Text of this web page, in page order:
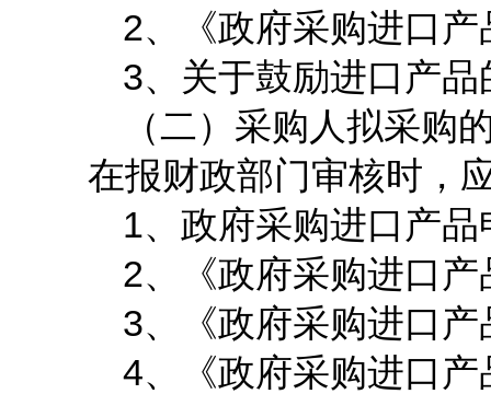
2、《政府采购进口
3、关于鼓励进口产
（二）采购人拟采购
在报财政部门审核时，
1、政府采购进口产
2、《政府采购进口
3、《政府采购进口
4、《政府采购进口